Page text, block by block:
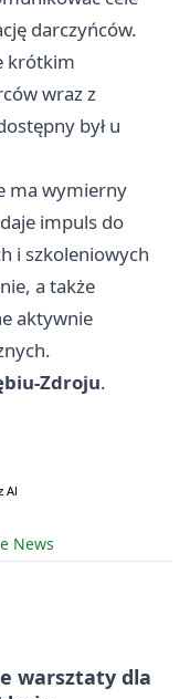
darczyńców.
krótkim
wraz z
był u
ma wymierny
impuls do
i szkoleniowych
a także
aktywnie
Zdroju.
News
warsztaty dla